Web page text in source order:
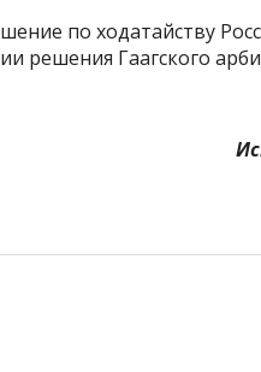
по ходатайству
решения Гаагского